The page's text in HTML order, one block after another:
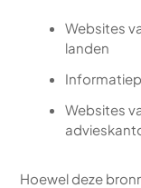
Websites
landen
Websites
Hoewel deze